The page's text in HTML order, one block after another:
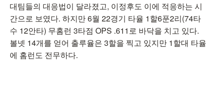
대팀들의 대응법이 달라졌고, 이정후도 이에 적응하는 시
간으로 보였다. 하지만 6월 22경기 타율 1할6푼2리(74타
수 12안타) 무홈런 3타점 OPS .611로 바닥을 치고 있다.
볼넷 14개를 얻어 출루율은 3할을 찍고 있지만 1할대 타율
에 홈런도 전무하다.